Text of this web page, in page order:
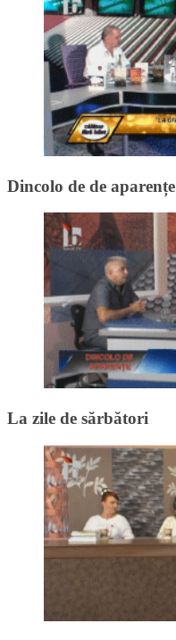
Dincolo de de aparențe
La zile de sărbători